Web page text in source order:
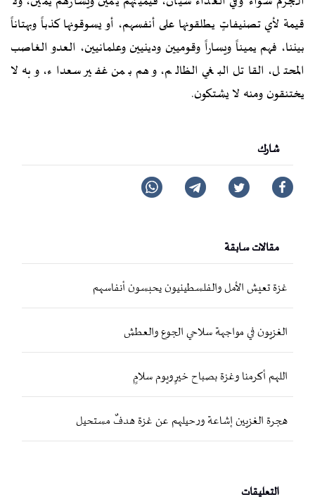
قيمة لأي تصنيفاتٍ يطلقونها على أنفسهم، أو يسوقونها كذباً وبهتاناً
بيننا، فهم يميناً ويساراً وقوميين ودينيين وعلمانيين، العدو الغاصب
المحتل، القاتل البغي الظالم، وهم بمن غفير سعداء، وبه لا
يختنقون ومنه لا يشتكون.
شارك
مقالات سابقة
غزة تعيش الأمل والفلسطينيون يحبسون أنفاسهم
الغزيون في مواجهة سلاحي الجوع والعطش
اللهم أكرمنا وغزة بصباح خيرٍ ويوم سلامٍ
هجرة الغزيين إشاعة ورحيلهم عن غزة هدفٌ مستحيل
التعليقات